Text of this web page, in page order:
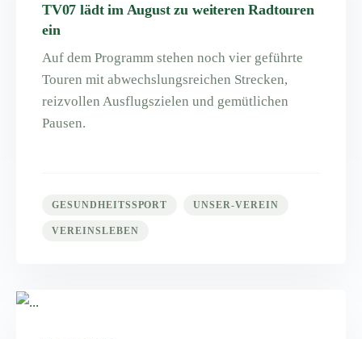
TV07 lädt im August zu weiteren Radtouren
ein
Auf dem Programm stehen noch vier geführte
Touren mit abwechslungsreichen Strecken,
reizvollen Ausflugszielen und gemütlichen
Pausen.
GESUNDHEITSSPORT UNSER-VEREIN
VEREINSLEBEN